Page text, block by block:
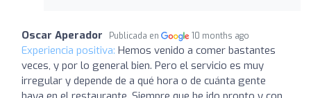
Oscar Aperador Publicada en 10 months ago
Experiencia positiva: Hemos venido a comer bastantes
veces, y por lo general bien. Pero el servicio es muy
irregular y depende de a qué hora o de cuánta gente